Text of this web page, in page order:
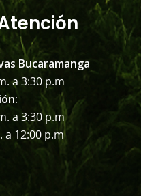
Bucaramanga
a 3:30 p.m
a 3:30 p.m
a 12:00 p.m